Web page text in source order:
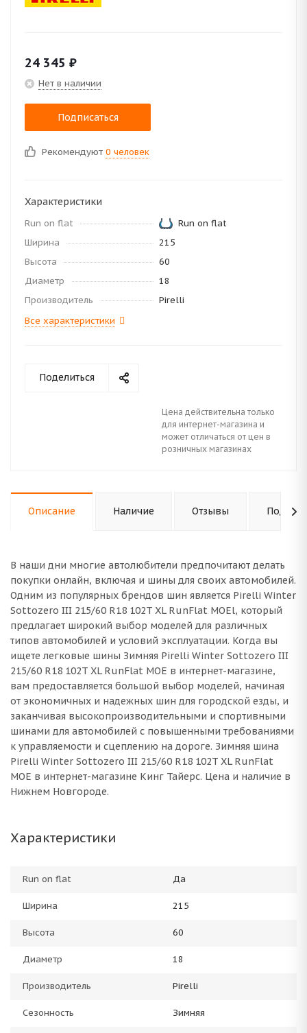
24 345 ₽
Нет в наличии
Подписаться
Рекомендуют 0 человек
Характеристики
Run on flat
Run on flat
Ширина
215
Высота
60
Диаметр
18
Производитель
Pirelli
Все характеристики
Поделиться
Цена действительна только
для интернет-магазина и
может отличаться от цен в
розничных магазинах
Описание Наличие Отзывы
В наши дни многие автолюбители предпочитают делать
покупки онлайн, включая и шины для своих автомобилей.
Одним из популярных брендов шин является Pirelli Winter
Sottozero III 215/60 R18 102T XL RunFlat MOEl, который
предлагает широкий выбор моделей для различных
типов автомобилей и условий эксплуатации. Когда вы
ищете легковые шины Зимняя Pirelli Winter Sottozero III
215/60 R18 102T XL RunFlat MOE в интернет-магазине,
вам предоставляется большой выбор моделей, начиная
от экономичных и надежных шин для городской езды, и
заканчивая высокопроизводительными и спортивными
шинами для автомобилей с повышенными требованиями
к управляемости и сцеплению на дороге. Зимняя шина
Pirelli Winter Sottozero III 215/60 R18 102T XL RunFlat
MOE в интернет-магазине Кинг Тайерс. Цена и наличие в
Нижнем Новгороде.
Характеристики
Run on flat Да
Ширина 215
Высота 60
Диаметр 18
Производитель Pirelli
Сезонность Зимняя